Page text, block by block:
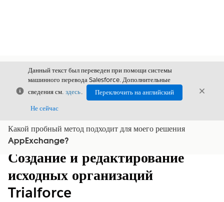
Закрыть
Данный текст был переведен при помощи системы
машинного перевода Salesforce. Дополнительные
сведения см. здесь.
Переключить на английский
Не сейчас
Какой пробный метод подходит для моего решения
AppExchange?Показать содержание
Содержание
Создание и редактирование
исходных организаций
Trialforce